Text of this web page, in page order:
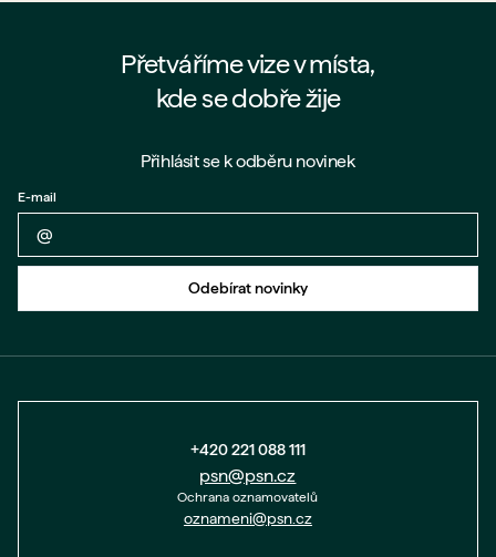
Přetváříme vize v místa,
kde se dobře žije
Zpět na formulář
Přihlásit se k odběru novinek
E-mail
Odebírat novinky
+420 221 088 111
psn@psn.cz
Ochrana oznamovatelů
oznameni@psn.cz